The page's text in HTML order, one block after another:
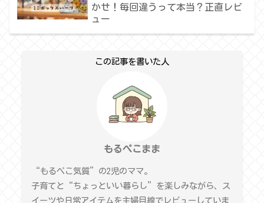
かせ！毎回違うって本当？正直レビ
ュー
この記事を書いた人
もるぺこまま
“もるぺこ気質”の2児のママ。
子育てと“ちょっといい暮らし”を楽しみながら、ス
イーツや日常アイテムを主婦目線でレビューしていま